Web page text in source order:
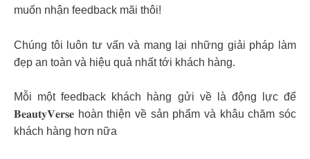
muốn nhận feedback mãi thôi!
Chúng tôi luôn tư vấn và mang lại những giải pháp làm
đẹp an toàn và hiệu quả nhất tới khách hàng.
Mỗi một feedback khách hàng gửi về là động lực để
𝐁𝐞𝐚𝐮𝐭𝐲𝐕𝐞𝐫𝐬𝐞 hoàn thiện về sản phẩm và khâu chăm sóc
khách hàng hơn nữa